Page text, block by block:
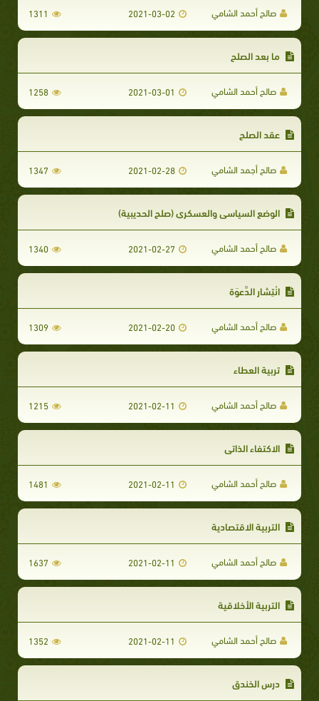
صالح أحمد الشامي 2021-03-02
1311
ما بعد الصلح
صالح أحمد الشامي 2021-03-01
1258
عقد الصلح
صالح أجمد الشامي 2021-02-28
1347
الوضع السياسي والعسكري (صلح الحديبية)
صالح أحمد الشامي 2021-02-27
1340
انْتِشار الدَّعوَة
صالح أحمد الشامي 2021-02-20
1309
تربية العطاء
صالح أحمد الشامي 2021-02-11
1215
الاكتفاء الذاتي
صالح أحمد الشامي 2021-02-11
1481
التربية الاقتصادية
صالح أحمد الشامي 2021-02-11
1637
التربية الأخلاقية
صالح أحمد الشامي 2021-02-11
1352
درس الخندق